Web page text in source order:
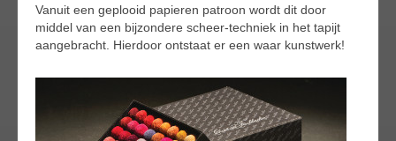
Vanuit een geplooid papieren patroon wordt dit door
middel van een bijzondere scheer-techniek in het tapijt
aangebracht. Hierdoor ontstaat er een waar kunstwerk!